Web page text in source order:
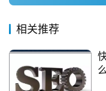
相关推荐